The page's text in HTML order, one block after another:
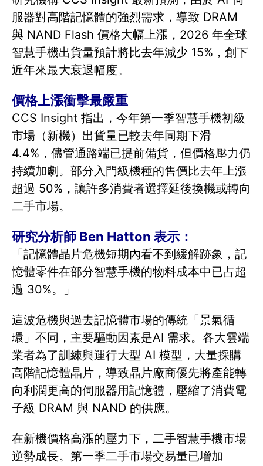
服器對高階記憶體的強烈需求，導致 DRAM
與 NAND Flash 價格大幅上漲，2026 年全球
智慧手機出貨量預計將比去年減少 15%，創下
近年來最大衰退幅度。
價格上漲衝擊最嚴重
CCS Insight 指出，今年第一季智慧手機初級
市場（新機）出貨量已較去年同期下滑
4.4%，儘管通路端已提前備貨，但價格壓力仍
持續加劇。部分入門級機種的售價比去年上漲
超過 50%，讓許多消費者選擇延後換機或轉向
二手市場。
研究分析師 Ben Hatton 表示：
「記憶體晶片危機短期內看不到緩解跡象，記
憶體零件在部分智慧手機的物料成本中已占超
過 30%。」
這波危機與過去記憶體市場的傳統「景氣循
環」不同，主要驅動因素是AI 需求。各大雲端
業者為了訓練與運行大型 AI 模型，大量採購
高階記憶體晶片，導致晶片廠商優先將產能轉
向利潤更高的伺服器用記憶體，壓縮了消費電
子級 DRAM 與 NAND 的供應。
在新機價格高漲的壓力下，二手智慧手機市場
逆勢成長。第一季二手市場交易量已增加